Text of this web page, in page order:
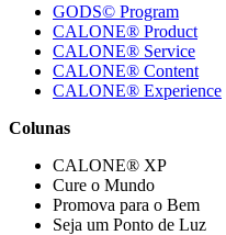
GODS© Program
CALONE® Product
CALONE® Service
CALONE® Content
CALONE® Experience
Colunas
CALONE® XP
Cure o Mundo
Promova para o Bem
Seja um Ponto de Luz